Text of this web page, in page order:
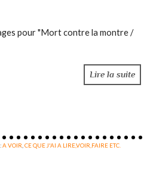
Lire la suite
:A VOIR ,CE QUE J'AI A LIRE,VOIR,FAIRE ETC.